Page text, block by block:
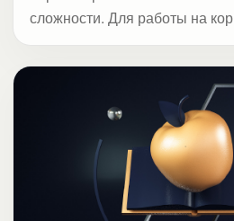
сложности. Для работы на
студии VisualMetod эксперты
Wargaming и Группы
рассказали, как работать над